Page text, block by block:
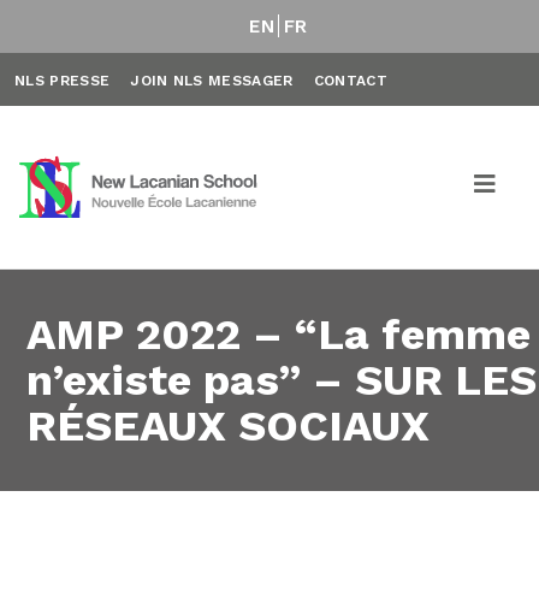
EN FR
NLS PRESSE JOIN NLS MESSAGER CONTACT
AMP 2022 – “La femme
n’existe pas” – SUR LES
RÉSEAUX SOCIAUX